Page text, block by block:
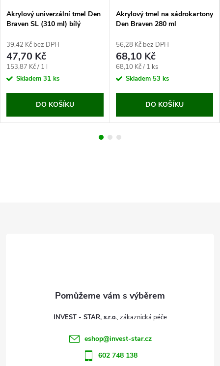
Akrylový univerzální tmel Den
Braven SL (310 ml) bílý
39,42 Kč bez DPH
47,70 Kč
Měrná
cena:
153,87 Kč / 1 l
Skladem 31 ks
DO KOŠÍKU
Akrylový tmel na sádrokartony
Den Braven 280 ml
56,28 Kč bez DPH
68,10 Kč
Měrná
cena:
68,10 Kč / 1 ks
Skladem 53 ks
DO KOŠÍKU
INVEST - STAR, s.r.o.
eshop@invest-star.cz
602 748 138